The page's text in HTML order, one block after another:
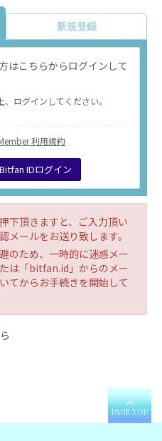
新規登録
はこちらからログインして
ログインしてください。
利用規約
IDログイン
下頂きますと、ご入力頂い
メールをお送り致します。
のため、一時的に迷惑メー
は「bitfan.id」からのメー
てからお手続きを開始して
PAGE TOP